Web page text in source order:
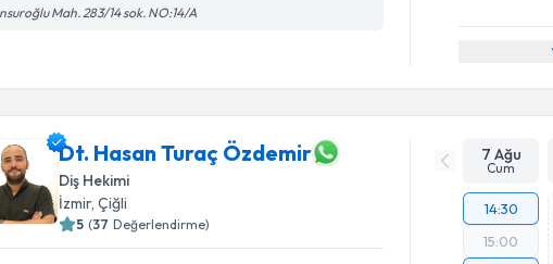
Mah. 283/14 sok. NO:14/A
Dt. Hasan Turaç Özdemir
Diş Hekimi
İzmir, Çiğli
5 (37 Değerlendirme)
7 Ağu
Cum
14:30
15:00